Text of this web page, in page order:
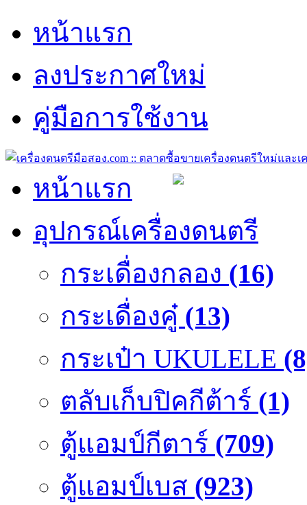
หน้าแรก
ลงประกาศใหม่
คู่มือการใช้งาน
หน้าแรก
อุปกรณ์เครื่องดนตรี
กระเดื่องกลอง (16)
กระเดื่องคู๋ (13)
กระเป๋า UKULELE
ตลับเก็บปิคกีต้าร์ (1)
ตู้แอมป์กีตาร์ (709)
ตู้แอมป์เบส (923)